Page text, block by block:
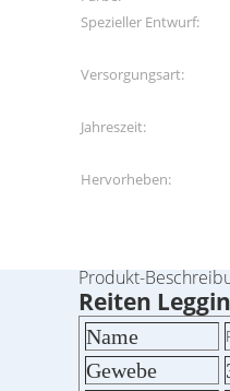
Spezieller Entwurf:
Versorgungsart:
Jahreszeit:
Hervorheben:
Produkt-
Reiten
Name
Gewebe